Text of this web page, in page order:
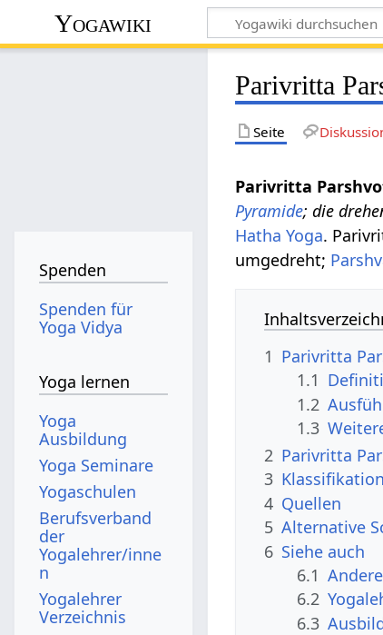
Yogawiki
Parivritta
Seite
Parivritta
Pyramide; die
Hatha Yoga.
umgedreht;
1 Parivritta
1.1
1.2
1.3
2 Parivritta
3
4 Quellen
5 Alternative
6 Siehe auch
6.1
6.2
6.3
Spenden
Spenden für
Yoga Vidya
Yoga lernen
Yoga
Ausbildung
Yoga Seminare
Yogaschulen
Berufsverband
der
Yogalehrer/inne
n
Yogalehrer
Verzeichnis